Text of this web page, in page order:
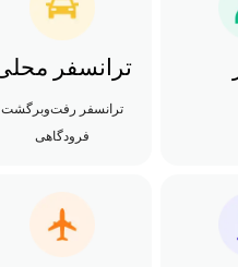
ترانسفر
ترانسفر رفت‌وبرگشت
فرودگاهی